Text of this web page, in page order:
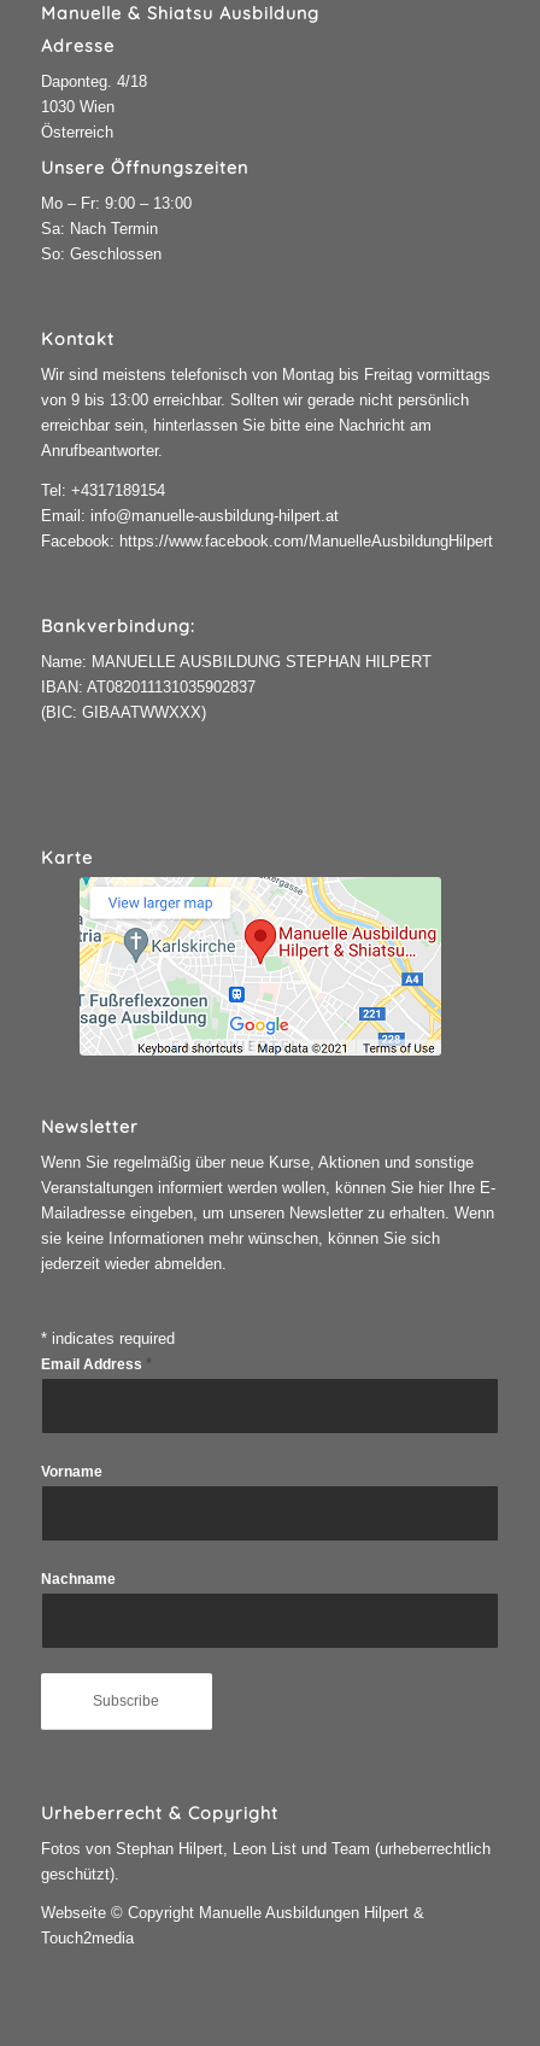
Manuelle & Shiatsu Ausbildung
Adresse
Daponteg. 4/18
1030 Wien
Österreich
Unsere Öffnungszeiten
Mo – Fr: 9:00 – 13:00
Sa: Nach Termin
So: Geschlossen
Kontakt
Wir sind meistens telefonisch von Montag bis Freitag vormittags
von 9 bis 13:00 erreichbar. Sollten wir gerade nicht persönlich
erreichbar sein, hinterlassen Sie bitte eine Nachricht am
Anrufbeantworter.
Tel: +4317189154
Email: info@manuelle-ausbildung-hilpert.at
Facebook: https://www.facebook.com/ManuelleAusbildungHilpert
Bankverbindung:
Name: MANUELLE AUSBILDUNG STEPHAN HILPERT
IBAN: AT082011131035902837
(BIC: GIBAATWWXXX)
Karte
Newsletter
Wenn Sie regelmäßig über neue Kurse, Aktionen und sonstige
Veranstaltungen informiert werden wollen, können Sie hier Ihre E-
Mailadresse eingeben, um unseren Newsletter zu erhalten. Wenn
sie keine Informationen mehr wünschen, können Sie sich
jederzeit wieder abmelden.
*indicates required
Email Address *
Vorname
Nachname
Urheberrecht & Copyright
Fotos von Stephan Hilpert, Leon List und Team (urheberrechtlich
geschützt).
Webseite © Copyright Manuelle Ausbildungen Hilpert &
Touch2media